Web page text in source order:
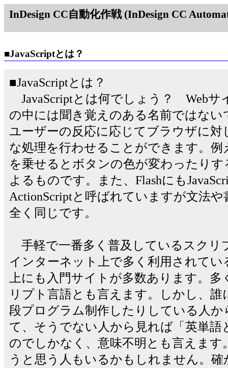
InDesign CC自動化作戦 (InDesign CC
■JavaScriptとは？
■JavaScriptとは？
JavaScriptとは何でしょう？ Webサ
の中には聞き覚えのある名前ではない
ユーザーの反応に応じてブラウザに
な処理を行わせることができます。
を乗せるとボタンの色が変わったりす
よるものです。また、Flashにも
ActionScriptと呼ばれていますが文法
全く同じです。
手軽で一番多く普及しているスクリ
インターネット上で多く利用されてい
上にも入門サイトが多数あります。
リプト言語とも言えます。しかし、
段プログラム制作したりしている人
て、そうでない人から見れば「英単語
のでしかなく、意味不明とも言えます
うと思う人もいるかもしれません。